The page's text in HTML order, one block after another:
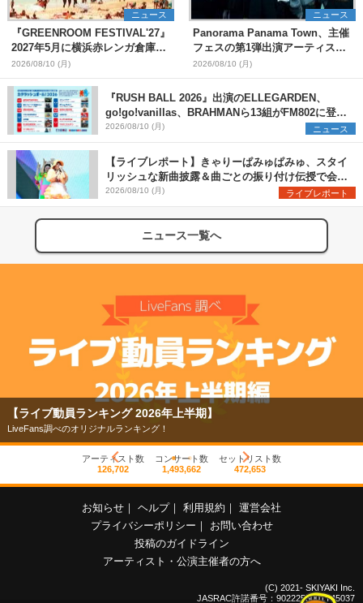
ニュース
『GREENROOM FESTIVAL'27』
2027年5月に横浜赤レンガ倉庫、
神戸メリケンパークで開催決定
2026/08/10 (月)
ニュース
Panorama Panama Town、主催
フェスの第1弾出演アーティスト
として愛はズボーン、夜の本気ダ
ンスらを発表 「plus∈you」の
MVも公開に
2026/08/10 (月)
『RUSH BALL 2026』出演のELLEGARDEN、
go!go!vanillas、BRAHMANら13組がFM802に登
場、他出演アーティストの“渾身の1曲”をセレクト
2026/08/10 (月) ニュース
【ライブレポート】きゃりーぱみゅぱみゅ、スタイ
リッシュな新曲披露＆曲ごとの振り付け伝授で会場
を盛り上げまくる！＜LuckyFes’26＞
2026/08/10 (月) ライブレポート
ニュース一覧へ
【ライブ動員ランキング 2026年上半期】
LiveFans調べのオリジナルランキング！
アーティスト数
126,702
コンサート数
1,493,662
セットリスト数
472,653
お知らせ ヘルプ 利用規約
運営会社
プライバシーポリシー
お問い合わせ
投稿のガイドライン
アーティスト・公演主催者の方へ
(C) 2021- SKIYAKI Inc.
JASRAC許諾番号：9022255001Y45037